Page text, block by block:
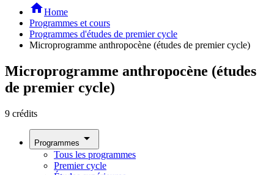
homeHome
Programmes et cours
Programmes d'études de premier cycle
Microprogramme anthropocène (études de premier cycle)
Microprogramme anthropocène (études
de premier cycle)
9 crédits
Programmes arrow_drop_down
Tous les programmes
Premier cycle